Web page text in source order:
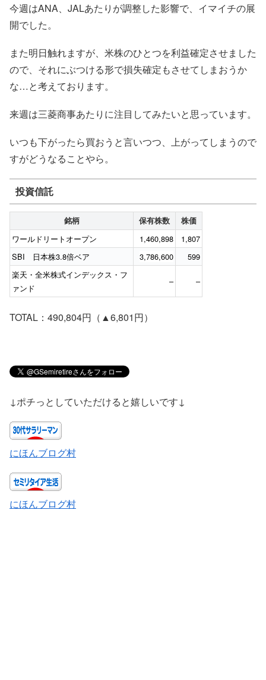
今週はANA、JALあたりが調整した影響で、イマイチの展
開でした。
また明日触れますが、米株のひとつを利益確定させました
ので、それにぶつける形で損失確定もさせてしまおうか
な…と考えております。
来週は三菱商事あたりに注目してみたいと思っています。
いつも下がったら買おうと言いつつ、上がってしまうので
すがどうなることやら。
投資信託
銘柄 保有株数 株価
ワールドリートオープン 1,460,898
1,807
SBI 日本株3.8倍ベア
3,786,600
599
楽天・全米株式インデックス・フ
ァンド
– –
TOTAL：490,804円（▲6,801円）
↓ポチっとしていただけると嬉しいです↓
にほんブログ村
にほんブログ村